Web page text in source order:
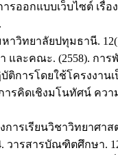
ารออกแบบเว็บไซต์ เรื่
าวิทยาลัยปทุมธานี.
และคณะ. (2558). กา
ติการโดยใช้โครงงาน
ารคิดเชิงมโนทัศน์ คว
ารเรียนวิชาวิทยาศา
วารสารบัณฑิตศึกษา.